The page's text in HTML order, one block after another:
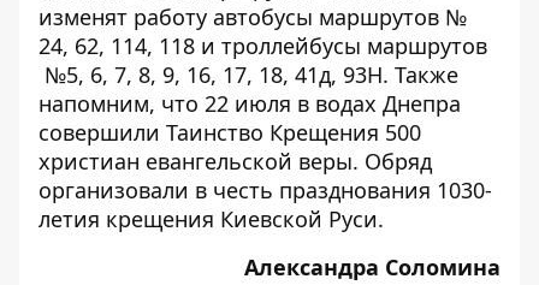
изменят работу автобусы маршрутов №
24, 62, 114, 118 и троллейбусы маршрутов
№5, 6, 7, 8, 9, 16, 17, 18, 41д, 93Н. Также
напомним, что 22 июля в водах Днепра
совершили Таинство Крещения 500
христиан евангельской веры. Обряд
организовали в честь празднования 1030-
летия крещения Киевской Руси.
Александра Соломина